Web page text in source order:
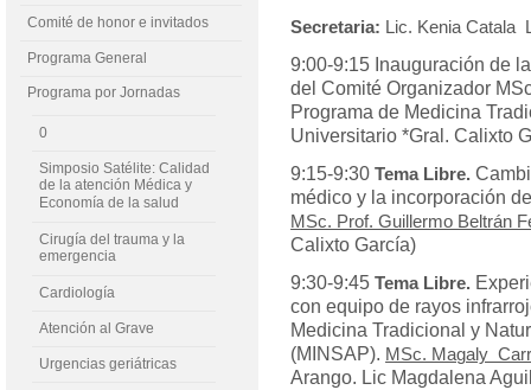
Comité de honor e invitados
Programa General
Programa por Jornadas
0
Simposio Satélite: Calidad
de la atención Médica y
Economía de la salud
Cirugía del trauma y la
emergencia
Cardiología
Atención al Grave
Urgencias geriátricas
Secretaria: Lic. Kenia Catala
9:00-9:15 Inauguración de
del Comité Organizador
Programa de Medicina
Universitario *Gral. Calixto
9:15-9:30Tema Libre.
médico y la incorporación
MSc. Prof. Guillermo Beltrán
Calixto García)
9:30-9:45Tema Libre.
con equipo de rayos
Medicina Tradicional y
(MINSAP). MSc. Magaly
Arango. Lic Magdalena